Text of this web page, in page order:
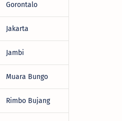
Gorontalo
Jakarta
Jambi
Muara Bungo
Rimbo Bujang